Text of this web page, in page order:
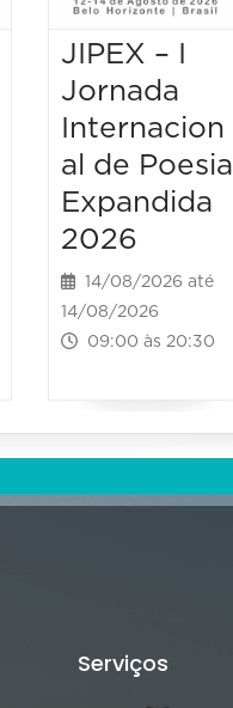
JIPEX – I
Jornada
Internacion
al de Poesia
Expandida
2026
14/08/2026 até
14/08/2026
09:00 às 20:30
Serviços